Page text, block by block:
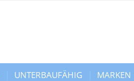
UNTERBAUFÄHIG MARKEN